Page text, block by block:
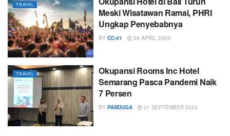
TRAVEL
Meski Wisatawan Ramai, PHRI
Ungkap Penyebabnya
BY CC-01 29 APRIL 2025
TRAVEL
Okupansi Rooms Inc Hotel
Semarang Pasca Pandemi Naik
7 Persen
BY PANDUGA 21 SEPTEMBER 2023